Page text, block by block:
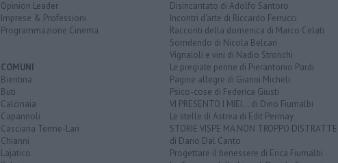
Opinion Leader
Imprese & Professioni
Programmazione Cinema
COMUNI
Bientina
Buti
Calcinaia
Capannoli
Casciana Terme-Lari
Chianni
Lajatico
Disincantato di Adolfo Santoro
Incontri d'arte di Riccardo Ferrucci
Racconti della domenica di Marco Celati
Sorridendo di Nicola Belcari
Vignaioli e vini di Nadio Stronchi
Le pregiate penne di Pierantonio Pardi
Pagine allegre di Gianni Micheli
Psico-cose di Federica Giusti
VI PRESENTO I MIEI... di Dino Fiumalbi
Le stelle di Astrea di Edit Permay
STORIE VISPE MA NON TROPPO DISTRATTE
di Dario Dal Canto
Progettare il benessere di Erica Fiumalbi